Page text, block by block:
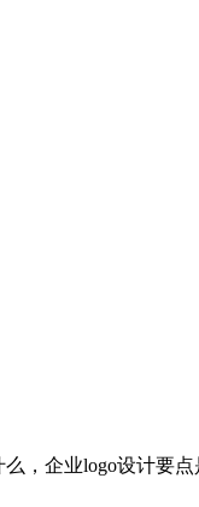
，企业logo设计要点